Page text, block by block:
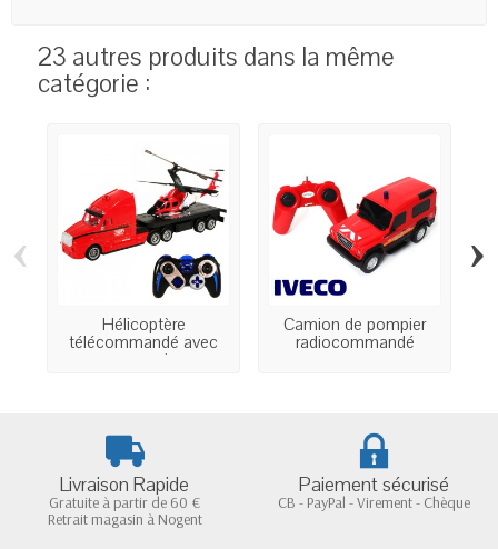
23 autres produits dans la même
catégorie :
Hélicoptère
télécommandé avec
son camion
Camion de pompier
radiocommandé
‹ ›
Livraison Rapide
Gratuite à partir de 60 €
Retrait magasin à Nogent
Paiement sécurisé
CB - PayPal - Virement - Chèque